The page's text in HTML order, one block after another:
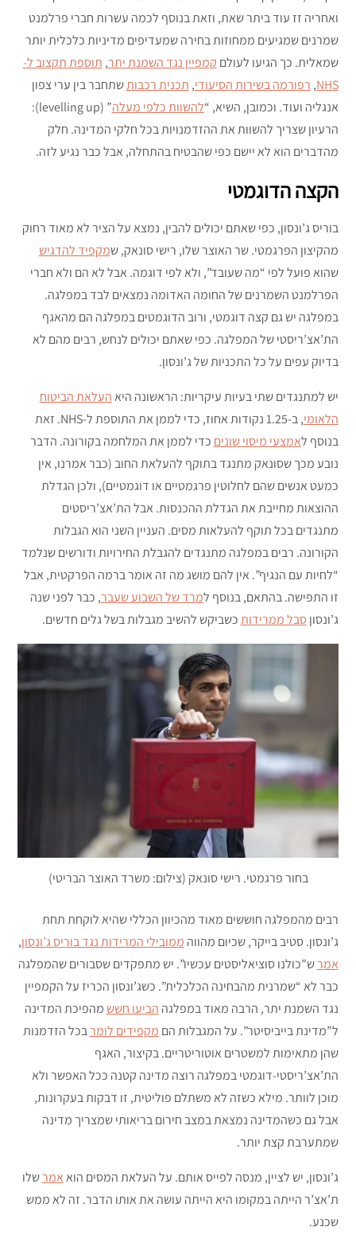
ואחריה זז עוד ביתר שאת, וזאת בנוסף לכמה עשרות חברי פרלמנט
שמרנים שמגיעים ממחוזות בחירה שמעדיפים מדיניות כלכלית יותר
שמאלית. כך הגיעו לעולם קמפיין נגד השמנת יתר, תוספת תקצוב ל-
NHS
, רפורמה בשירות הסיעודי, תכנית רכבותשתחבר בין ערי צפון
אנגליה ועוד. וכמובן, השיא, “להשוות כלפי מעלה
” (levelling up):
הרעיון שצריך להשוות את ההזדמנויות בכל חלקי המדינה. חלק
מהדברים הוא לא יישם כפי שהבטיח בהתחלה, אבל כבר נגיע לזה.
הקצה הדוגמטי
בוריס ג’ונסון, כפי שאתם יכולים להבין, נמצא על הציר לא מאוד רחוק
מהקיצון הפרגמטי. שר האוצר שלו, רישי סונאק, שמקפיד להדגיש
שהוא פועל לפי “מה שעובד”, ולא לפי דוֺגמה. אבל לא הם ולא חברי
הפרלמנט השמרנים של החומה האדומה נמצאים לבד במפלגה.
במפלגה יש גם קצה דוגמטי, ורוב הדוגמטים במפלגה הם מהאגף
הת’אצ’ריסטי של המפלגה. כפי שאתם יכולים לנחש, רבים מהם לא
בדיוק עפים על כל התכניות של ג’ונסון.
יש למתנגדים שתי בעיות עיקריות: הראשונה היאהעלאת הביטוח
הלאומי
, ב-1.25 נקודות אחוז, כדי לממן את התוספת ל-NHS. זאת
בנוסף לאמצעי מיסוי שונים כדי לממן את המלחמה בקורונה. הדבר
נובע מכך שסונאק מתנגד בתוקף להעלאת החוב (כבר אמרנו, אין
כמעט אנשים שהם לחלוטין פרגמטיים או דוגמטיים), ולכן הגדלת
ההוצאות מחייבת את הגדלת ההכנסות. אבל הת’אצ’ריסטים
מתנגדים בכל תוקף להעלאות מסים. העניין השני הוא הגבלות
הקורונה. רבים במפלגה מתנגדים להגבלת החירויות ודורשים שנלמד
“לחיות עם הנגיף”. אין להם מושג מה זה אומר ברמה הפרקטית, אבל
זו התפישה. בהתאם, בנוסף למרד של השבוע שעבר, כבר לפני שנה
ג’ונסוןסבל ממרידותכשביקש להשיב מגבלות בשל גלים חדשים.
בחור פרגמטי. רישי סונאק (צילום: משרד האוצר הבריטי)
רבים מהמפלגה חוששים מאוד מהכיוון הכללי שהיא לוקחת תחת
ג’ונסון. סטיב בייקר, שכיום מהווה ממובילי המרידות נגד בוריס ג’ונסון,
אמרש”כולנו סוציאליסטים עכשיו”. יש מתפקדים שסבורים שהמפלגה
כבר לא “שמרנית מהבחינה הכלכלית”. כשג’ונסון הכריז על הקמפיין
נגד השמנת יתר, הרבה מאוד במפלגה הביעו חששמהפיכת המדינה
ל”מדינת בייביסיטר”. על המגבלות הם מקפידים לומרבכל הזדמנות
שהן מתאימות למשטרים אוטוריטריים. בקיצור, האגף
הת’אצ’ריסטי-דוגמטי במפלגה רוצה מדינה קטנה ככל האפשר ולא
מוכן לוותר. מילא כשזה לא משתלם פוליטית, זו דבקות בעקרונות,
אבל גם כשהמדינה נמצאת במצב חירום בריאותי שמצריך מדינה
שמתערבת קצת יותר.
ג’ונסון, יש לציין, מנסה לפייס אותם. על העלאת המסים הואאמרשלו
ת’אצ’ר הייתה במקומו היא הייתה עושה את אותו הדבר. זה לא ממש
שכנע.